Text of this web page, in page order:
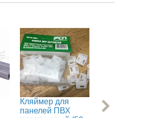
Кляймер для
панелей ПВХ
F - профиль для
панелей ПВХ 30